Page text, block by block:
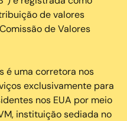
de valores
de Valores
é uma corretora nos
exclusivamente para
nos EUA por meio
instituição sediada no